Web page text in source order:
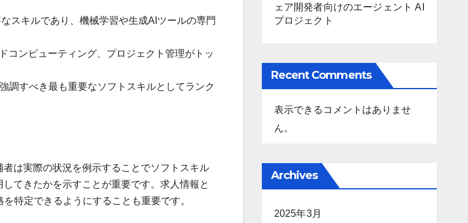
スキルであり、機械学習や生成AIツールの専門
コンピューティング、プロジェクト管理がトッ
調すべき最も重要なソフトスキルとしてランク
は実際の状況を例示することでソフトスキル
てきたかを示すことが重要です。求人情報と
特定できるようにすることも重要です。
ェア開発者向けのエージェント AI
プロジェクト
Recent Comments
表示できるコメントはありませ
ん。
Archives
2025年3月